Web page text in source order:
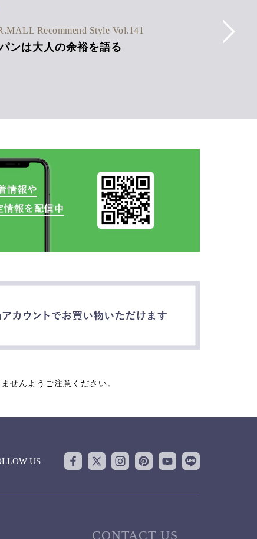
Recommend Style Vol.141
ンは大人の余裕を語る
スト
せんようご注意ください。
US
CONTACT US